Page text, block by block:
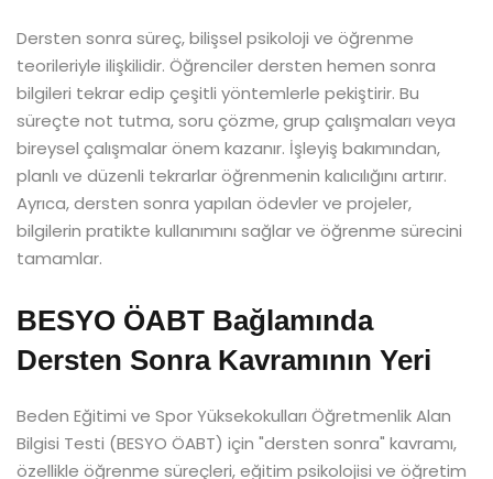
Dersten sonra süreç, bilişsel psikoloji ve öğrenme
teorileriyle ilişkilidir. Öğrenciler dersten hemen sonra
bilgileri tekrar edip çeşitli yöntemlerle pekiştirir. Bu
süreçte not tutma, soru çözme, grup çalışmaları veya
bireysel çalışmalar önem kazanır. İşleyiş bakımından,
planlı ve düzenli tekrarlar öğrenmenin kalıcılığını artırır.
Ayrıca, dersten sonra yapılan ödevler ve projeler,
bilgilerin pratikte kullanımını sağlar ve öğrenme sürecini
tamamlar.
BESYO ÖABT Bağlamında
Dersten Sonra Kavramının Yeri
Beden Eğitimi ve Spor Yüksekokulları Öğretmenlik Alan
Bilgisi Testi (BESYO ÖABT) için "dersten sonra" kavramı,
özellikle öğrenme süreçleri, eğitim psikolojisi ve öğretim